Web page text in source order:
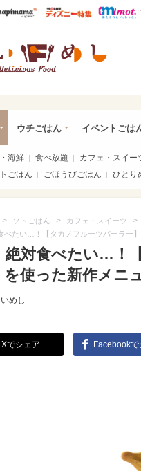
レぴあ総研ハピママ* ウレぴ
ウチごはん イベントごは
海鮮 食べ放題 カフェ・スイー
ごはん ごほうびごはん ひとり
> ソトごはん > カフェ・スイーツ >
べたい…！【タカノフルーツパーラー
絶対食べたい…！
を使った新作メニ
めし
Xでシェア Facebookで